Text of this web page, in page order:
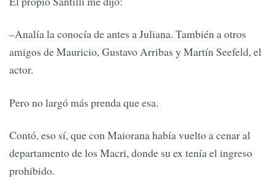
–Analía la conocía de antes a Juliana. También a otros
amigos de Mauricio, Gustavo Arribas y Martín Seefeld, el
actor.
Pero no largó más prenda que esa.
Contó, eso sí, que con Maiorana había vuelto a cenar al
departamento de los Macri, donde su ex tenía el ingreso
prohibido.